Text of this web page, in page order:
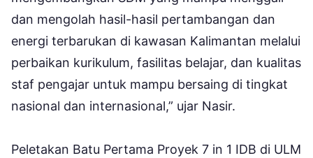
dan mengolah hasil-hasil pertambangan dan
energi terbarukan di kawasan Kalimantan melalui
perbaikan kurikulum, fasilitas belajar, dan kualitas
staf pengajar untuk mampu bersaing di tingkat
nasional dan internasional,” ujar Nasir.
Peletakan Batu Pertama Proyek 7 in 1 IDB di ULM